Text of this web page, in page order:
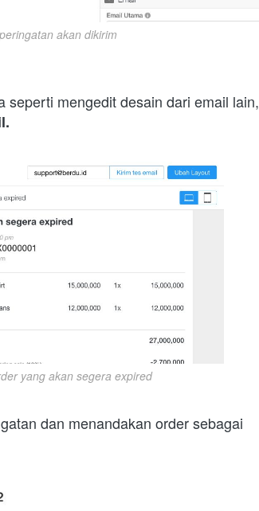
akan dikirim
seperti mengedit desain dari email lain,
yang akan segera expired
dan menandakan order sebagai